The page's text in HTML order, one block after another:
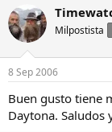
Milpostista
8 Sep 2006
Buen gusto tiene
Daytona. Saludos